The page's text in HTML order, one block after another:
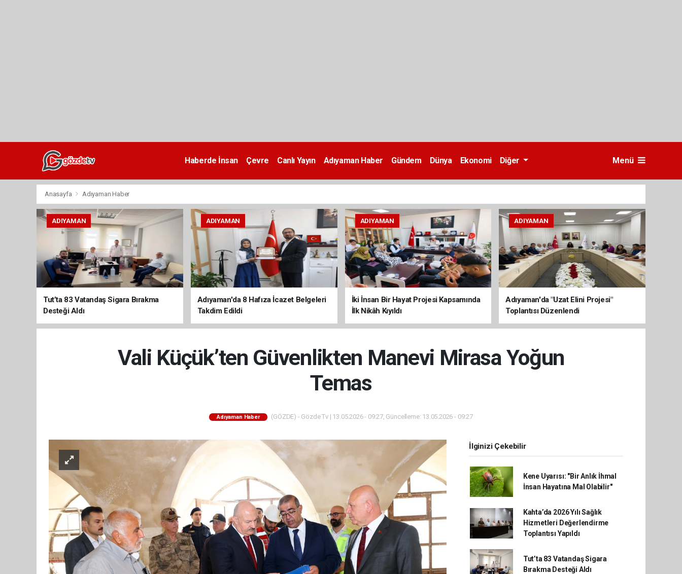
Haberde İnsan Çevre Canlı Yayın Adıyaman Haber Gündem Dünya Ekonomi Diğer Menü
Anasayfa Adıyaman Haber
ADIYAMAN
Tut’ta 83 Vatandaş Sigara Bırakma
Desteği Aldı
ADIYAMAN
Adıyaman'da 8 Hafıza İcazet Belgeleri
Takdim Edildi
ADIYAMAN
İki İnsan Bir Hayat Projesi Kapsamında
İlk Nikâh Kıyıldı
ADIYAMAN
Adıyaman'da "Uzat Elini Projesi"
Toplantısı Düzenlendi
Vali Küçük’ten Güvenlikten Manevi Mirasa Yoğun
Temas
Adıyaman Haber (GÖZDE) - Gözde Tv | 13.05.2026 - 09:27, Güncelleme: 13.05.2026 - 09:27
İlginizi Çekebilir
Kene Uyarısı: "Bir Anlık İhmal
İnsan Hayatına Mal Olabilir"
Kahta’da 2026 Yılı Sağlık
Hizmetleri Değerlendirme
Toplantısı Yapıldı
Tut’ta 83 Vatandaş Sigara
Bırakma Desteği Aldı